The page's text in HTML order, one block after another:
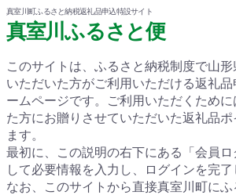
真室川町ふるさと納税返礼品申込特設サイト
真室川ふるさと便
このサイトは、ふるさと納税制度で山
いただいた方がご利用いただける返礼
ームページです。
ご利用いただくため
た方にお贈りさせていただいた返礼品
ます。
最初に、この説明の右下にある「会員
して必要情報を入力し、ログインを完了
なお、このサイトから直接真室川町に